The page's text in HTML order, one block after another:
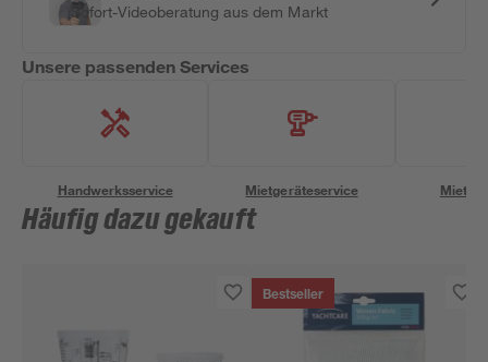
Sofort-Videoberatung aus dem Markt
Unsere passenden Services
Handwerksservice Mietgeräteservice
Häufig dazu gekauft
Bestseller